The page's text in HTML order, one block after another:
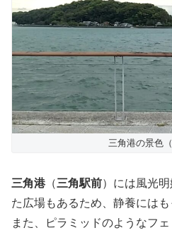
三角港の景色（
三角港（三角駅前）には風光
た広場もあるため、静養にはも
また、ピラミッドのようなフ